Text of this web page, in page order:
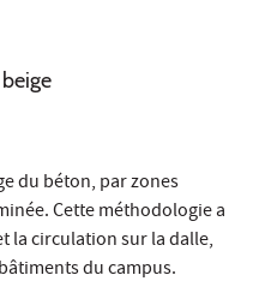
du béton, par zones
Cette méthodologie a
la circulation sur la dalle,
du campus.